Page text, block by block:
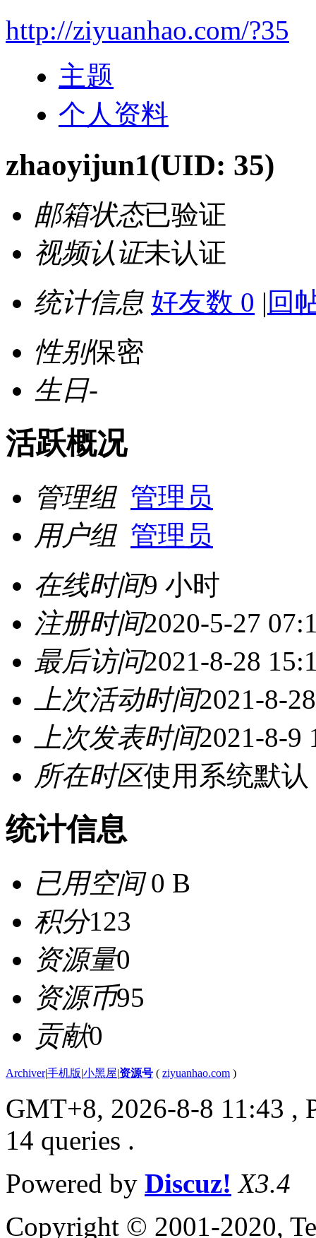
http://ziyuanhao.com/?35
主题
个人资料
zhaoyijun1(UID: 35)
邮箱状态已验证
视频认证未认证
统计信息 好友数 0 | 回
性别保密
生日-
活跃概况
管理组 管理员
用户组 管理员
在线时间9 小时
注册时间2020-5-27
最后访问2021-8-28
上次活动时间2021-8-
上次发表时间2021-8-9
所在时区使用系统默认
统计信息
已用空间0 B
积分123
资源量0
资源币95
贡献0
Archiver|手机版|小黑屋|资源号 ( ziyuanhao.com )
GMT+8, 2026-8-8 11:43 ,
14 queries .
Powered by Discuz! X3.4
Copyright © 2001-2020,